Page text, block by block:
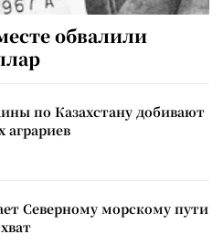
обвалили
по Казахстану добивают
аграриев
Северному морскому пути